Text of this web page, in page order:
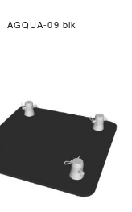
AGQUA-09 blk